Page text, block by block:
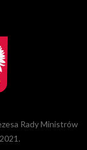
Rady Ministrów